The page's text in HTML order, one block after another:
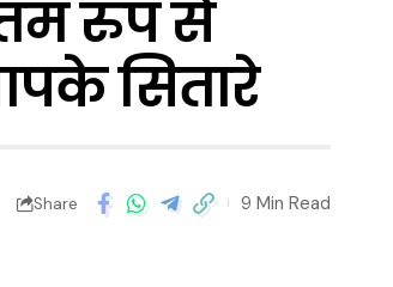
रुप से
सितारे
Share 9 Min Read